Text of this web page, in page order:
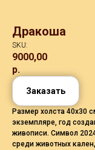
Дракоша
SKU:
9000,00
р.
Заказать
Размер холста 40х30
экземпляре, год
живописи. Символ
среди животных